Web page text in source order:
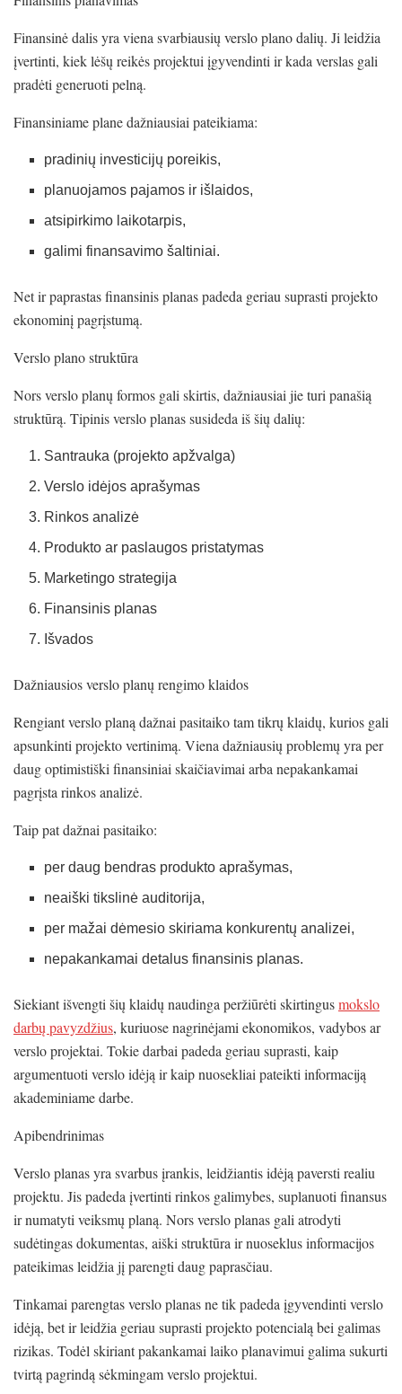
Finansinė dalis yra viena svarbiausių verslo plano dalių. Ji leidžia
įvertinti, kiek lėšų reikės projektui įgyvendinti ir kada verslas gali
pradėti generuoti pelną.
Finansiniame plane dažniausiai pateikiama:
pradinių investicijų poreikis,
planuojamos pajamos ir išlaidos,
atsipirkimo laikotarpis,
galimi finansavimo šaltiniai.
Net ir paprastas finansinis planas padeda geriau suprasti projekto
ekonominį pagrįstumą.
Verslo plano struktūra
Nors verslo planų formos gali skirtis, dažniausiai jie turi panašią
struktūrą. Tipinis verslo planas susideda iš šių dalių:
Santrauka (projekto apžvalga)
Verslo idėjos aprašymas
Rinkos analizė
Produkto ar paslaugos pristatymas
Marketingo strategija
Finansinis planas
Išvados
Dažniausios verslo planų rengimo klaidos
Rengiant verslo planą dažnai pasitaiko tam tikrų klaidų, kurios gali
apsunkinti projekto vertinimą. Viena dažniausių problemų yra per
daug optimistiški finansiniai skaičiavimai arba nepakankamai
pagrįsta rinkos analizė.
Taip pat dažnai pasitaiko:
per daug bendras produkto aprašymas,
neaiški tikslinė auditorija,
per mažai dėmesio skiriama konkurentų analizei,
nepakankamai detalus finansinis planas.
Siekiant išvengti šių klaidų naudinga peržiūrėti skirtingusmokslo
darbų pavyzdžius, kuriuose nagrinėjami ekonomikos, vadybos ar
verslo projektai. Tokie darbai padeda geriau suprasti, kaip
argumentuoti verslo idėją ir kaip nuosekliai pateikti informaciją
akademiniame darbe.
Apibendrinimas
Verslo planas yra svarbus įrankis, leidžiantis idėją paversti realiu
projektu. Jis padeda įvertinti rinkos galimybes, suplanuoti finansus
ir numatyti veiksmų planą. Nors verslo planas gali atrodyti
sudėtingas dokumentas, aiški struktūra ir nuoseklus informacijos
pateikimas leidžia jį parengti daug paprasčiau.
Tinkamai parengtas verslo planas ne tik padeda įgyvendinti verslo
idėją, bet ir leidžia geriau suprasti projekto potencialą bei galimas
rizikas. Todėl skiriant pakankamai laiko planavimui galima sukurti
tvirtą pagrindą sėkmingam verslo projektui.